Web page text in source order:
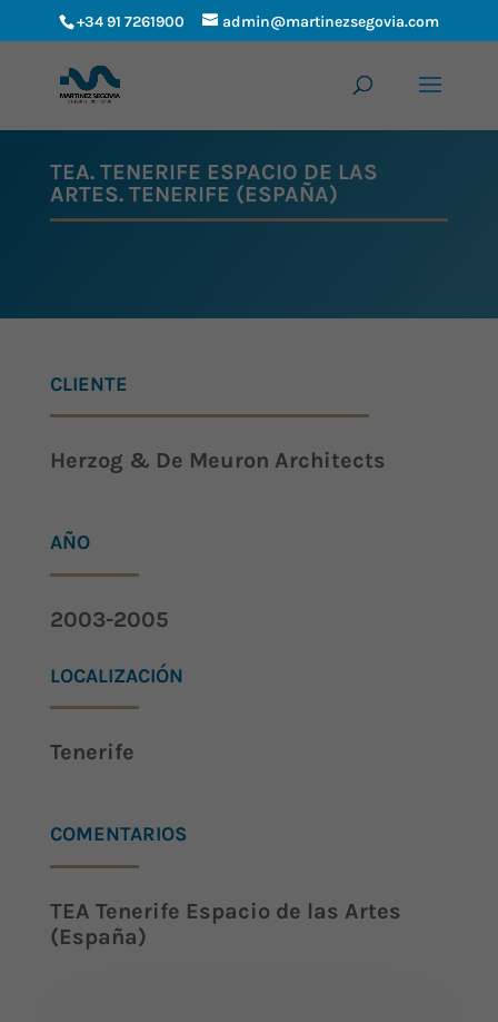
+34 91 7261900 admin@martinezsegovia.com
TEA. TENERIFE ESPACIO DE LAS
ARTES. TENERIFE (ESPAÑA)
CLIENTE
Herzog & De Meuron Architects
AÑO
2003-2005
LOCALIZACIÓN
Tenerife
COMENTARIOS
TEA Tenerife Espacio de las Artes
(España)